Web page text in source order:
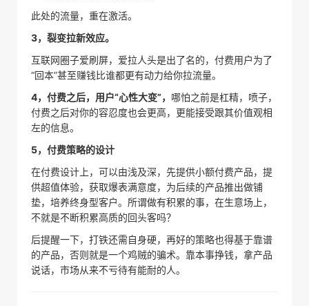
此处的流量，重在激活。
3，裂变拉新效应。
互联网圈子爱刷屏，爱拉人头是出了名的，付费用户为了
“回本”甚至赚钱比谁都更有动力给你拉流量。
4，付费之后，用户“心性大变”， 哪怕之前是杠精，喷子，
付费之后对你的容忍度也会更高，更能接受跟其价值观相
左的信息。
5，付费策略的设计
在付费设计上，可以由浅及深，先提供小额付费产品，提
供超值体验，获取爆表满意度，为后续的产品推出做铺
垫，培养终身型客户。所谓做有积累的事，在生意场上，
不就是不断积累高质的回头客吗？
后提醒一下，打铁还需自身硬，再好的策略也得基于靠谱
的产品，否则就是一个鸡贼的骗术。靠本事挣钱，拿产品
说话，市场从来不亏待有能耐的人。